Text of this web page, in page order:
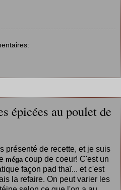
épicées au poulet de
présenté de recette, et je suis
méga coup de coeur! C'est un
façon pad thaï... et c'est
la refaire. On peut varier les